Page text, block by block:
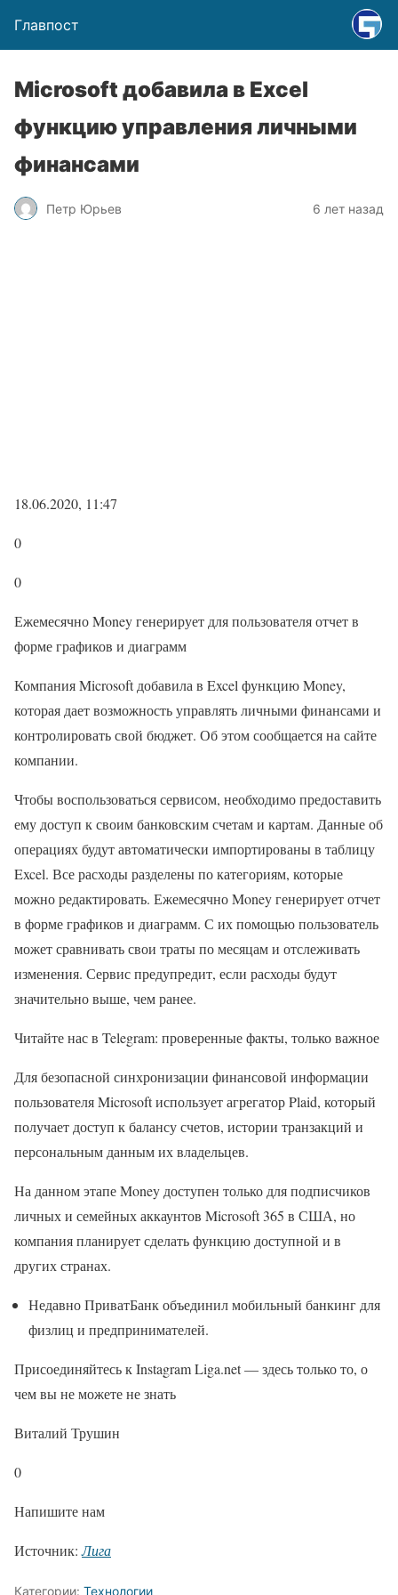
Главпост
Microsoft добавила в Excel
функцию управления личными
финансами
Петр Юрьев 6 лет назад
18.06.2020, 11:47
0
0
Ежемесячно Money генерирует для пользователя отчет в
форме графиков и диаграмм
Компания Microsoft добавила в Excel функцию Money,
которая дает возможность управлять личными финансами и
контролировать свой бюджет. Об этом сообщается на сайте
компании.
Чтобы воспользоваться сервисом, необходимо предоставить
ему доступ к своим банковским счетам и картам. Данные об
операциях будут автоматически импортированы в таблицу
Excel. Все расходы разделены по категориям, которые
можно редактировать. Ежемесячно Money генерирует отчет
в форме графиков и диаграмм. С их помощью пользователь
может сравнивать свои траты по месяцам и отслеживать
изменения. Сервис предупредит, если расходы будут
значительно выше, чем ранее.
Читайте нас в Telegram: проверенные факты, только важное
Для безопасной синхронизации финансовой информации
пользователя Microsoft использует агрегатор Plaid, который
получает доступ к балансу счетов, истории транзакций и
персональным данным их владельцев.
На данном этапе Money доступен только для подписчиков
личных и семейных аккаунтов Microsoft 365 в США, но
компания планирует сделать функцию доступной и в
других странах.
Недавно ПриватБанк объединил мобильный банкинг для
физлиц и предпринимателей.
Присоединяйтесь к Instagram Liga.net — здесь только то, о
чем вы не можете не знать
Виталий Трушин
0
Напишите нам
Источник:Лига
Категории: Технологии